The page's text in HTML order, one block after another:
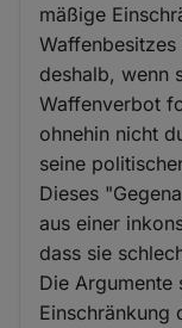
mäßige
deshalb, wenn
Waffenverbot
ohnehin nicht
seine
Dieses
aus einer
dass sie
Die Argumente
Einschränkung